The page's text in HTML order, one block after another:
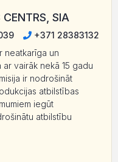
SIA
+371 28383132
neatkarīga un
vairāk nekā 15 gadu
ir nodrošināt
atbilstības
iegūt
atbilstību